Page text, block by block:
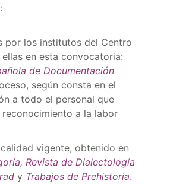
por los institutos del Centro
en esta convocatoria:
de Documentación
según consta en el
a todo el personal que
a la labor
vigente, obtenido en
, Revista de Dialectología
y Trabajos de Prehistoria.